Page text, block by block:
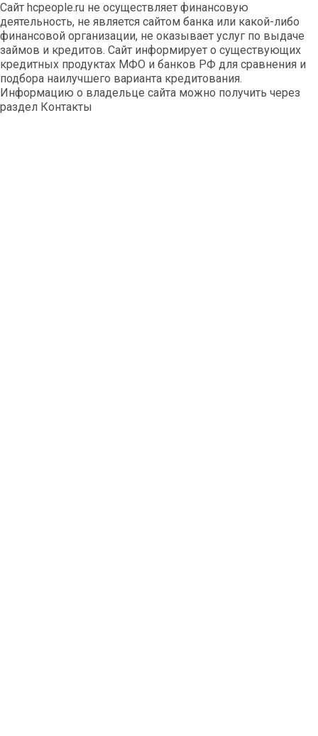
Сайт hcpeople.ru не осуществляет финансовую
деятельность, не является сайтом банка или какой-либо
финансовой организации, не оказывает услуг по выдаче
займов и кредитов. Сайт информирует о существующих
кредитных продуктах МФО и банков РФ для сравнения и
подбора наилучшего варианта кредитования.
Информацию о владельце сайта можно получить через
раздел Контакты